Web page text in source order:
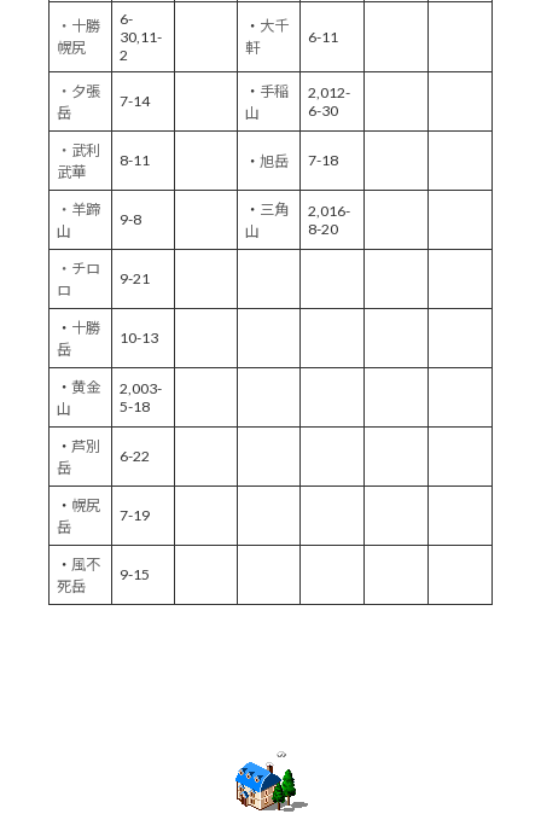
・十勝
幌尻
6-
30,11-
2
・ 大千
軒
6-11
・夕張
岳
7-14
・ 手稲
山
2,012-
6-30
・武利
武華
8-11 ・旭岳 7-18
・羊蹄
山
9-8
・ 三角
山
2,016-
8-20
・チロ
ロ
9-21
・ 十勝
岳
10-13
・黄金
山
2,003-
5-18
・芦別
岳
6-22
・ 幌尻
岳
7-19
・ 風不
死岳
9-15